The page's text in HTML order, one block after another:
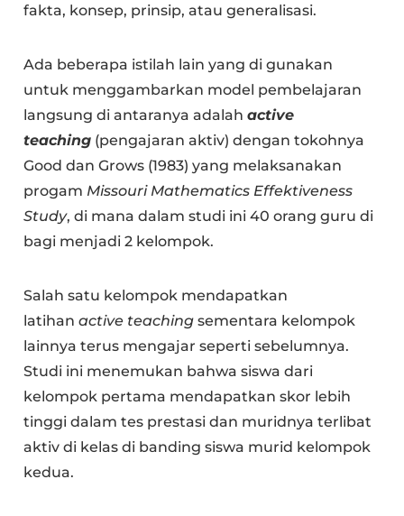
fakta, konsep, prinsip, atau generalisasi.
Ada beberapa istilah lain yang di gunakan
untuk menggambarkan model pembelajaran
langsung di antaranya adalahactive
teaching (pengajaran aktiv) dengan tokohnya
Good dan Grows (1983) yang melaksanakan
progam Missouri Mathematics Effektiveness
Study, di mana dalam studi ini 40 orang guru di
bagi menjadi 2 kelompok.
Salah satu kelompok mendapatkan
latihanactive teaching sementara kelompok
lainnya terus mengajar seperti sebelumnya.
Studi ini menemukan bahwa siswa dari
kelompok pertama mendapatkan skor lebih
tinggi dalam tes prestasi dan muridnya terlibat
aktiv di kelas di banding siswa murid kelompok
kedua.